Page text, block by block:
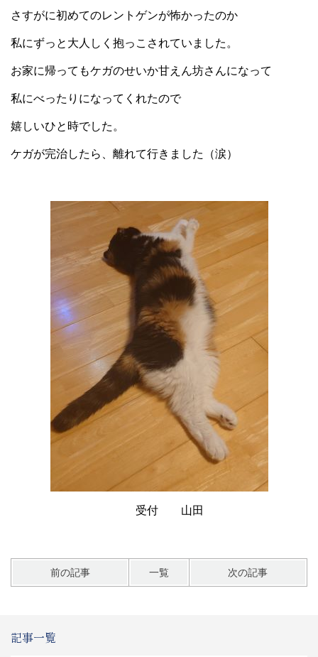
さすがに初めてのレントゲンが怖かったのか
私にずっと大人しく抱っこされていました。
お家に帰ってもケガのせいか甘えん坊さんになって
私にべったりになってくれたので
嬉しいひと時でした。
ケガが完治したら、離れて行きました（涙）
受付 山田
前の記事 一覧 次の記事
記事一覧